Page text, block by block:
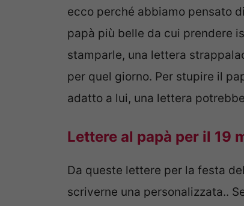
ecco perché abbiamo pensato
papà più belle da cui prendere
stamparle, una lettera
per quel giorno. Per stupire il
adatto a lui, una lettera
Lettere al papà per il 19
Da queste lettere per la festa
scriverne una personalizzata..